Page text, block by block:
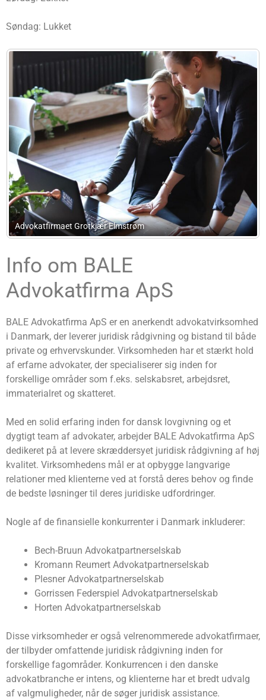
Søndag: Lukket
Advokat Lise Lotte Hjerrild
Info om BALE
Advokatfirma ApS
BALE Advokatfirma ApS er en anerkendt advokatvirksomhed
i Danmark, der leverer juridisk rådgivning og bistand til både
private og erhvervskunder. Virksomheden har et stærkt hold
af erfarne advokater, der specialiserer sig inden for
forskellige områder som f.eks. selskabsret, arbejdsret,
immaterialret og skatteret.
Med en solid erfaring inden for dansk lovgivning og et
dygtigt team af advokater, arbejder BALE Advokatfirma ApS
dedikeret på at levere skræddersyet juridisk rådgivning af høj
kvalitet. Virksomhedens mål er at opbygge langvarige
relationer med klienterne ved at forstå deres behov og finde
de bedste løsninger til deres juridiske udfordringer.
Nogle af de finansielle konkurrenter i Danmark inkluderer:
Bech-Bruun Advokatpartnerselskab
Kromann Reumert Advokatpartnerselskab
Plesner Advokatpartnerselskab
Gorrissen Federspiel Advokatpartnerselskab
Horten Advokatpartnerselskab
Disse virksomheder er også velrenommerede advokatfirmaer,
der tilbyder omfattende juridisk rådgivning inden for
forskellige fagområder. Konkurrencen i den danske
advokatbranche er intens, og klienterne har et bredt udvalg
af valgmuligheder, når de søger juridisk assistance.